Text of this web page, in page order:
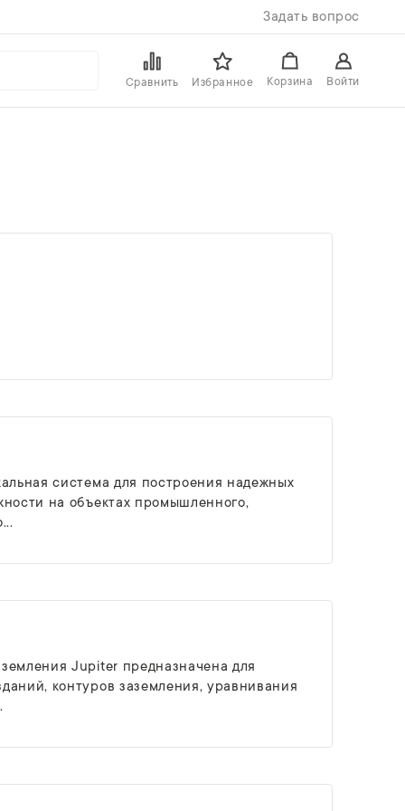
Задать вопрос
Сравнить Избранное Корзина Войти
система для построения надежных
на объектах промышленного,
Jupiter предназначена для
контуров заземления, уравнивания